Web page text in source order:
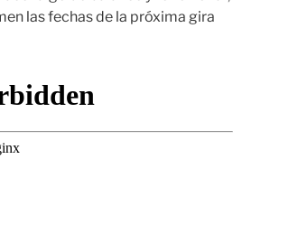
las fechas de la próxima gira